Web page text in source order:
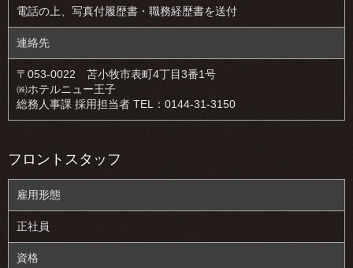
電話の上、写真付履歴書・職務経歴書を送付
連絡先
〒053-0022 苫小牧市表町4丁目3番1号
㈱ホテルニュー王子
総務人事課 採用担当者 TEL：0144-31-3150
フロントスタッフ
雇用形態
正社員
資格